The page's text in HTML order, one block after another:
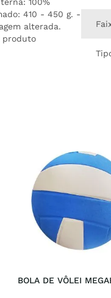
410 - 450 g. -
alterada.
produto
BOLA DE VÔLEI